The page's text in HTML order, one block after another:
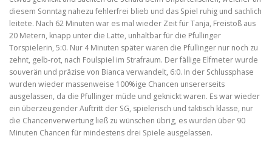
diesem Sonntag nahezu fehlerfrei blieb und das Spiel ruhig und sachlich
leitete. Nach 62 Minuten war es mal wieder Zeit für Tanja, Freistoß aus
20 Metern, knapp unter die Latte, unhaltbar für die Pfullinger
Torspielerin, 5:0. Nur 4 Minuten später waren die Pfullinger nur noch zu
zehnt, gelb-rot, nach Foulspiel im Strafraum. Der fällige Elfmeter wurde
souverän und präzise von Bianca verwandelt, 6:0. In der Schlussphase
wurden wieder massenweise 100%ige Chancen unsererseits
ausgelassen, da die Pfullinger müde und geknickt waren. Es war wieder
ein überzeugender Auftritt der SG, spielerisch und taktisch klasse, nur
die Chancenverwertung ließ zu wünschen übrig, es wurden über 90
Minuten Chancen für mindestens drei Spiele ausgelassen.